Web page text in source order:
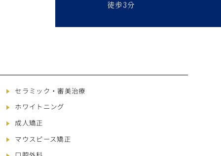
徒歩3分
セラミック・審美治療
ホワイトニング
成人矯正
マウスピース矯正